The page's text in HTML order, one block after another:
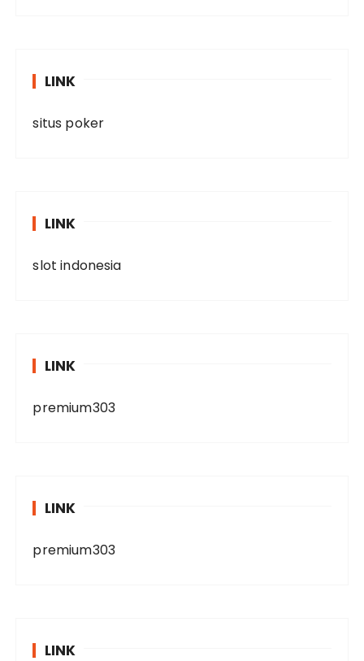
LINK
situs poker
LINK
slot indonesia
LINK
premium303
LINK
premium303
LINK